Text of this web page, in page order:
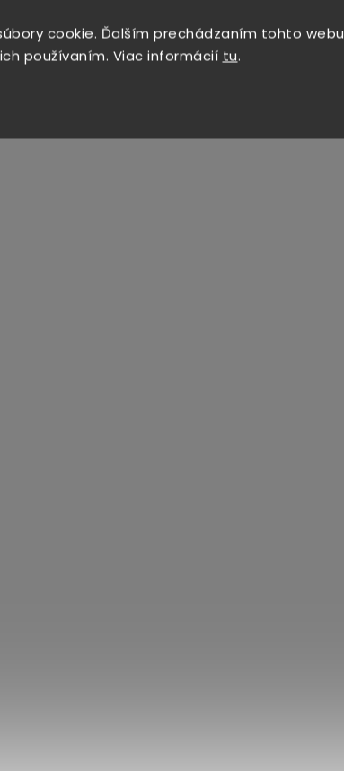
cookie. Ďalším prechádzaním tohto webu
používaním. Viac informácií tu.